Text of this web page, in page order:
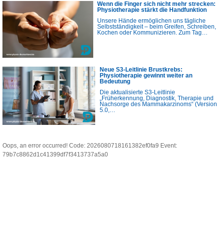
Wenn die Finger sich nicht mehr strecken:
Physiotherapie stärkt die Handfunktion
Unsere Hände ermöglichen uns tägliche
Selbstständigkeit – beim Greifen, Schreiben,
Kochen oder Kommunizieren. Zum Tag…
Neue S3-Leitlinie Brustkrebs:
Physiotherapie gewinnt weiter an
Bedeutung
Die aktualisierte S3-Leitlinie
„Früherkennung, Diagnostik, Therapie und
Nachsorge des Mammakarzinoms“ (Version
5.0,…
Oops, an error occurred! Code: 2026080718161382ef0fa9 Event:
79b7c8862d1c41399df7f3413737a5a0